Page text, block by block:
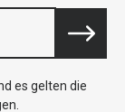
es gelten die